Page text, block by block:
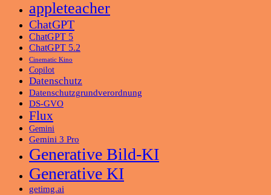
appleteacher
ChatGPT
ChatGPT 5
ChatGPT 5.2
Cinematic Kino
Copilot
Datenschutz
Datenschutzgrundverordnung
DS-GVO
Flux
Gemini
Gemini 3 Pro
Generative Bild-KI
Generative KI
getimg.ai